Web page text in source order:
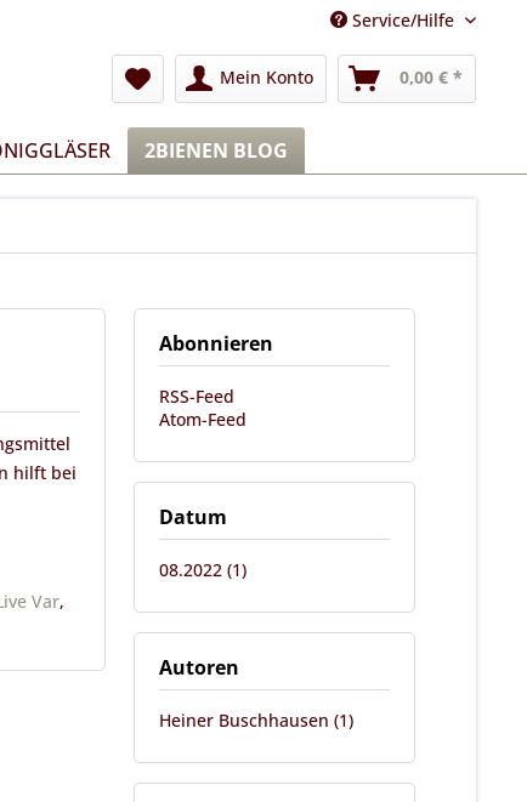
Service/Hilfe
Mein Konto 0,00 € *
2BIENEN BLOG
Abonnieren
RSS-Feed
Atom-Feed
Datum
08.2022 (1)
Autoren
Heiner Buschhausen (1)
hilft bei
Var,